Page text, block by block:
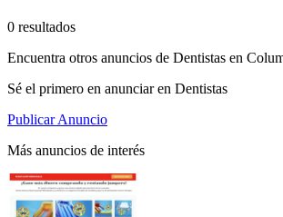
0 resultados
Encuentra otros anuncios de Dentistas en
Sé el primero en anunciar en Dentistas
Publicar Anuncio
Más anuncios de interés